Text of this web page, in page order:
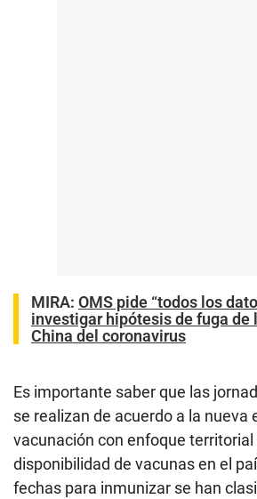
MIRA: OMS pide “todos los
investigar hipótesis de fuga de
China del coronavirus
Es importante saber que las
se realizan de acuerdo a la nueva
vacunación con enfoque territorial
disponibilidad de vacunas en el
fechas para inmunizar se han